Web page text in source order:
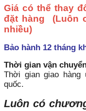
Giá có thể thay
đặt hàng (Luôn
nhiều)
Bảo hành 12 tháng
Thời gian vận
Thời gian giao
quốc.
Luôn có